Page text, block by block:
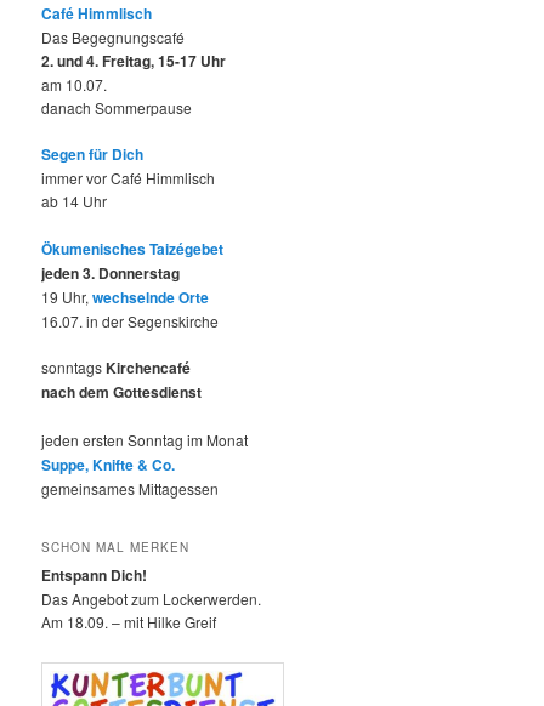
Café Himmlisch
Das Begegnungscafé
2. und 4. Freitag, 15-17 Uhr
am 10.07.
danach Sommerpause
Segen für Dich
immer vor Café Himmlisch
ab 14 Uhr
Ökumenisches Taizégebet
jeden 3. Donnerstag
19 Uhr,wechselnde Orte
16.07. in der Segenskirche
sonntagsKirchencafé
nach dem Gottesdienst
jeden ersten Sonntag im Monat
Suppe, Knifte & Co.
gemeinsames Mittagessen
SCHON MAL MERKEN
Entspann Dich!
Das Angebot zum Lockerwerden.
Am 18.09. – mit Hilke Greif